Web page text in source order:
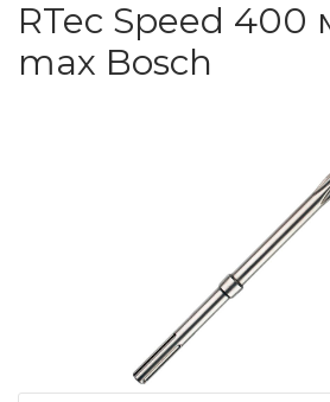
RTec Speed 400
max Bosch